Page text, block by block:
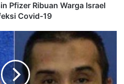
Pfizer Ribuan Warga Israel
Covid-19